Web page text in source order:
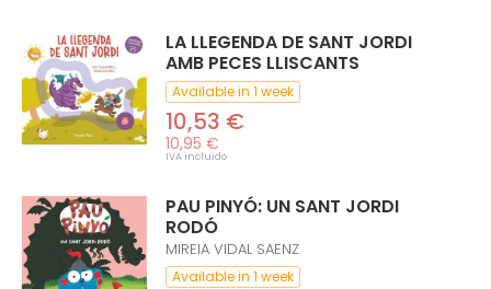
LA LLEGENDA DE SANT JORDI
AMB PECES LLISCANTS
Available in 1 week
10,53 €
10,95 €
IVA incluido
PAU PINYÓ: UN SANT JORDI
RODÓ
MIREIA VIDAL SAENZ
Available in 1 week